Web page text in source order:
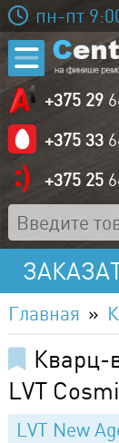
пн-пт
+375 29
+375 33
+375 25
Главная
Кварц-
LVT
LVT New